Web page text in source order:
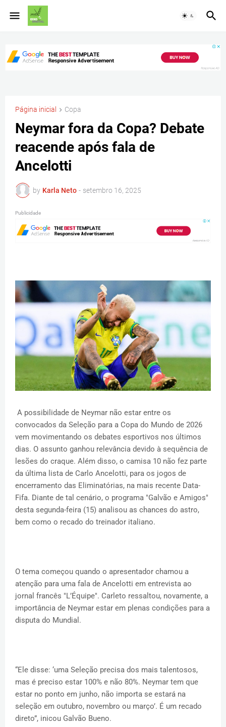
Página inicial Copa
Neymar fora da Copa? Debate
reacende após fala de
Ancelotti
by Karla Neto - setembro 16, 2025
Publicidade
A possibilidade de Neymar não estar entre os
convocados da Seleção para a Copa do Mundo de 2026
vem movimentando os debates esportivos nos últimos
dias. O assunto ganhou relevância devido à sequência de
lesões do craque. Além disso, o camisa 10 não fez parte
da última lista de Carlo Ancelotti, para os jogos de
encerramento das Eliminatórias, na mais recente Data-
Fifa. Diante de tal cenário, o programa "Galvão e Amigos"
desta segunda-feira (15) analisou as chances do astro,
bem como o recado do treinador italiano.
O tema começou quando o apresentador chamou a
atenção para uma fala de Ancelotti em entrevista ao
jornal francês "L’Équipe". Carleto ressaltou, novamente, a
importância de Neymar estar em plenas condições para a
disputa do Mundial.
“Ele disse: ‘uma Seleção precisa dos mais talentosos,
mas é preciso estar 100% e não 80%. Neymar tem que
estar no ponto em junho, não importa se estará na
seleção em outubro, novembro ou março’. É um recado
direto”, inicou Galvão Bueno.